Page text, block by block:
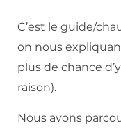
C’est le guide/
on nous
plus de chance
raison).
Nous avons